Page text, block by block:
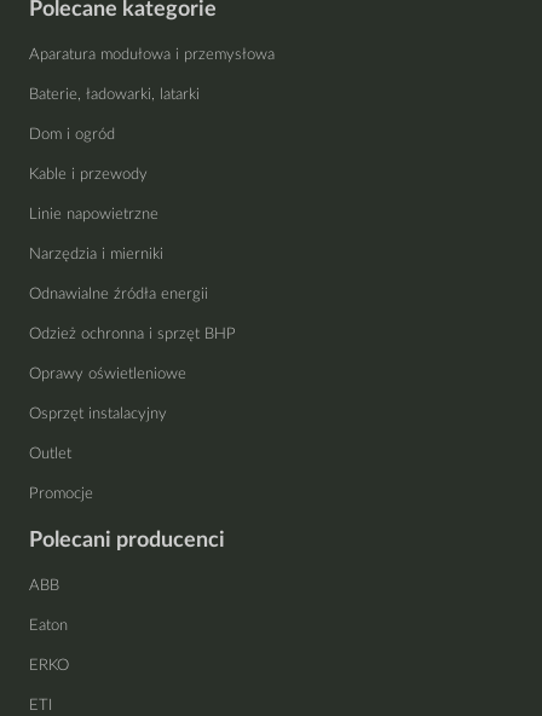
Polecane kategorie
Aparatura modułowa i przemysłowa
Baterie, ładowarki, latarki
Dom i ogród
Kable i przewody
Linie napowietrzne
Narzędzia i mierniki
Odnawialne źródła energii
Odzież ochronna i sprzęt BHP
Oprawy oświetleniowe
Osprzęt instalacyjny
Outlet
Promocje
Polecani producenci
ABB
Eaton
ERKO
ETI